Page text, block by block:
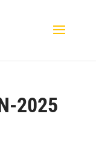
2025